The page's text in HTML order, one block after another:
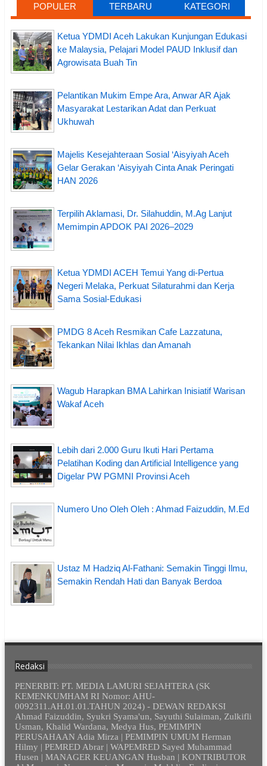
POPULER TERBARU KATEGORI
Ketua YDMDI Aceh Lakukan Kunjungan Edukasi
ke Malaysia, Pelajari Model PAUD Inklusif dan
Agrowisata Buah Tin
Pelantikan Mukim Empe Ara, Anwar AR Ajak
Masyarakat Lestarikan Adat dan Perkuat
Ukhuwah
Majelis Kesejahteraan Sosial ‘Aisyiyah Aceh
Gelar Gerakan ‘Aisyiyah Cinta Anak Peringati
HAN 2026
Terpilih Aklamasi, Dr. Silahuddin, M.Ag Lanjut
Memimpin APDOK PAI 2026–2029
Ketua YDMDI ACEH Temui Yang di-Pertua
Negeri Melaka, Perkuat Silaturahmi dan Kerja
Sama Sosial-Edukasi
PMDG 8 Aceh Resmikan Cafe Lazzatuna,
Tekankan Nilai Ikhlas dan Amanah
Wagub Harapkan BMA Lahirkan Inisiatif Warisan
Wakaf Aceh
Lebih dari 2.000 Guru Ikuti Hari Pertama
Pelatihan Koding dan Artificial Intelligence yang
Digelar PW PGMNI Provinsi Aceh
Numero Uno Oleh Oleh : Ahmad Faizuddin, M.Ed
Ustaz M Hadziq Al-Fathani: Semakin Tinggi Ilmu,
Semakin Rendah Hati dan Banyak Berdoa
Redaksi
PENERBIT: PT. MEDIA LAMURI SEJAHTERA (SK
KEMENKUMHAM RI Nomor: AHU-
0092311.AH.01.01.TAHUN 2024) - DEWAN REDAKSI
Ahmad Faizuddin, Syukri Syama'un, Sayuthi Sulaiman, Zulkifli
Usman, Khalid Wardana, Medya Hus, PEMIMPIN
PERUSAHAAN Adia Mirza | PEMIMPIN UMUM Herman
Hilmy | PEMRED Abrar | WAPEMRED Sayed Muhammad
Husen | MANAGER KEUANGAN Husban | KONTRIBUTOR